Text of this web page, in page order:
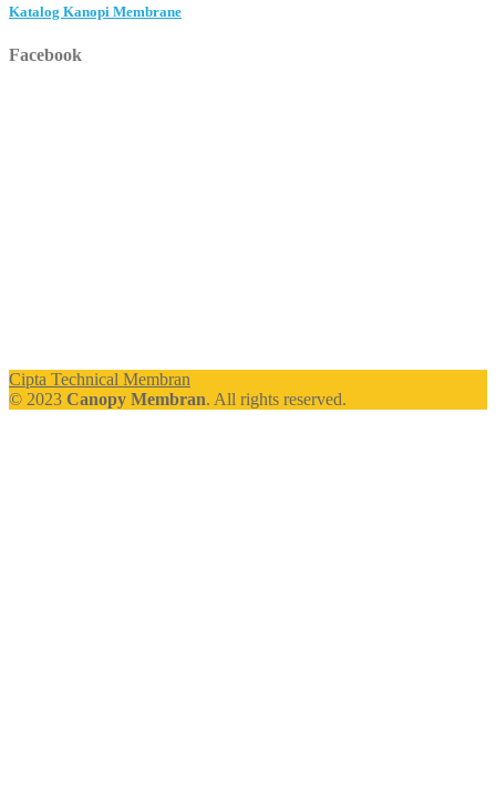
Katalog Kanopi Membrane
Facebook
Cipta Technical Membran
© 2023 Canopy Membran. All rights reserved.